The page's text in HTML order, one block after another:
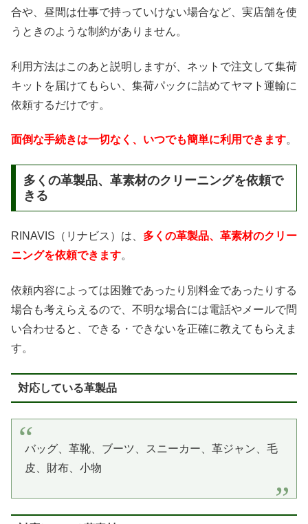
合や、昼間は仕事で持っていけない場合など、実店舗を使
うときのような制約がありません。
利用方法はこのあと説明しますが、ネットで注文して集荷
キットを届けてもらい、集荷パックに詰めてヤマト運輸に
依頼するだけです。
面倒な手続きは一切なく、いつでも簡単に利用できます。
多くの革製品、革素材のクリーニングを依頼で
きる
RINAVIS（リナビス）は、 多くの革製品、革素材のクリー
ニングを依頼できます。
依頼内容によっては困難であったり別料金であったりする
場合も考えらえるので、不明な場合には電話やメールで問
い合わせると、できる・できないを正確に教えてもらえま
す。
対応している革製品
バッグ、革靴、ブーツ、スニーカー、革ジャン、毛
皮、財布、小物